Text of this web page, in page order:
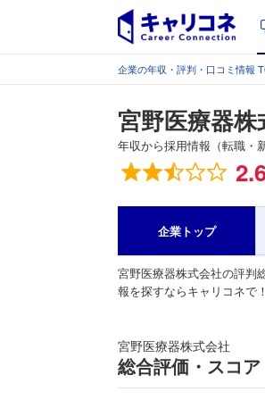
企業の年収・評判・口コミ情報
宮野医療器株
年収から採用情報（転職・
総合評価
企業トップ
宮野医療器株式会社の評判
報を探すならキャリコネで！
宮野医療器株式会社
総合評価・スコア